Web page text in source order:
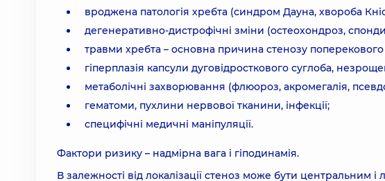
вроджена патологія хребта (синдром Дауна, хвороба
дегенеративно-дистрофічні зміни (остеохондроз,
травми хребта – основна причина стенозу поперекового
гіперплазія капсули дуговідросткового суглоба,
метаболічні захворювання (флюороз, акромегалія,
гематоми, пухлини нервової тканини, інфекції;
специфічні медичні маніпуляції.
Фактори ризику – надмірна вага і гіподинамія.
В залежності від локалізації стеноз може бути